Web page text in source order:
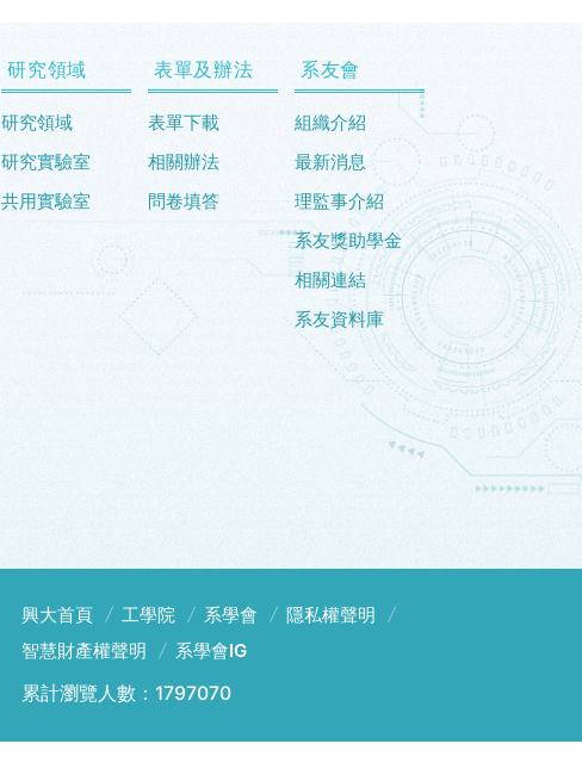
研究領域
研究領域
研究實驗室
共用實驗室
表單及辦法
表單下載
相關辦法
問卷填答
系友會
組織介紹
最新消息
理監事介紹
系友獎助學金
相關連結
系友資料庫
興大首頁 工學院 系學會
隱私權聲明
智慧財產權聲明
系學會IG
累計瀏覽人數：1797070